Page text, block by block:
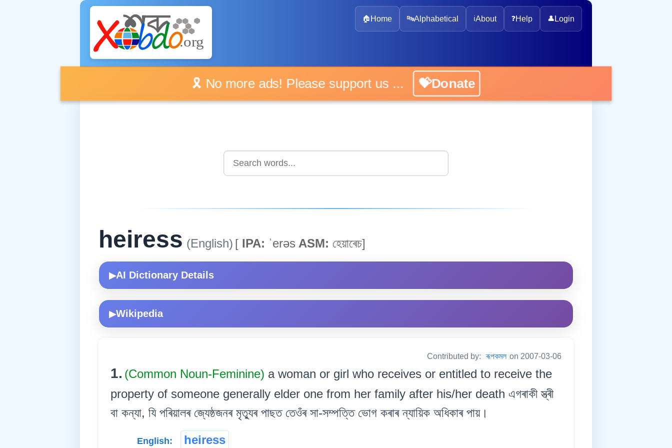
🏠 Home 🔤Alphabetical ℹ️About ❓Help 👤 Login
🎗️ No more ads! Please support us ... 💝Donate
heiress (English) [ IPA: ˈerəs ASM: হেয়াৰেচ]
▶AI Dictionary Details
▶Wikipedia
Contributed by: ৰূপকমল on 2007-03-06
1. (Common Noun-Feminine) a woman or girl who receives or entitled to receive the
property of someone generally elder one from her family after his/her death এগৰাকী স্ত্ৰী
বা কন্যা, যি পৰিয়ালৰ জ্যেষ্ঠজনৰ মৃত্যুৰ পাছত তেওঁৰ সা-সম্পত্তি ভোগ কৰাৰ ন্যায়িক অধিকাৰ পায়।
English: heiress